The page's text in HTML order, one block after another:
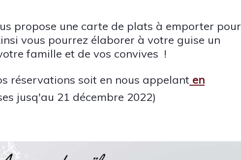
propose une carte de plats à emporter pour
vous pourrez élaborer à votre guise un
famille et de vos convives !
réservations soit en nous appelant en
jusq'au 21 décembre 2022)